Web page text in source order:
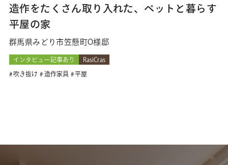
造作をたくさん取り入れた、ペットと暮らす
平屋の家
群馬県みどり市笠懸町O様邸
インタビュー記事あり RasiCras
吹き抜け 造作家具 平屋